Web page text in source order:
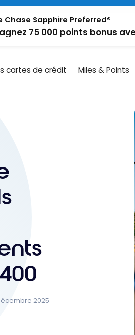
Chase Sapphire Preferred®
75 000 points bonus
cartes de crédit Miles & Points
2025